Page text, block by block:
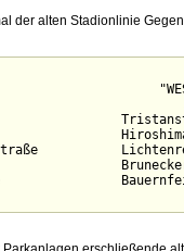
der alten Stadionlinie
...